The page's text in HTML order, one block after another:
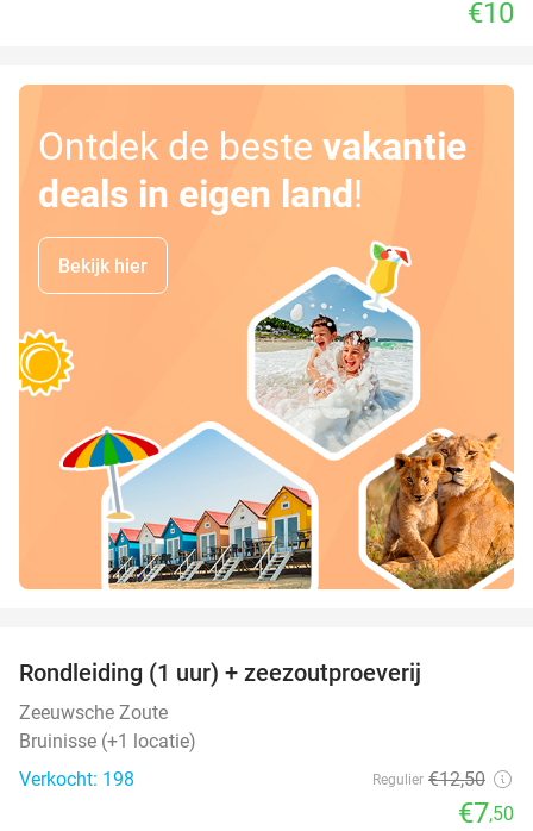
€10
Ontdek de beste vakantie
deals in eigen land!
Bekijk hier
Rondleiding (1 uur) + zeezoutproeverij
Zeeuwsche Zoute
Bruinisse (+1 locatie)
Verkocht: 198
Regulier €12,50
€7,50